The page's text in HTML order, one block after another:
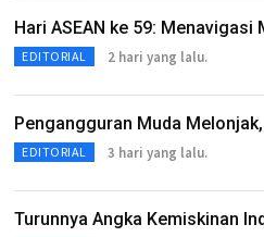
Hari ASEAN ke 59: Menavigasi
EDITORIAL 2 hari yang lalu.
Pengangguran Muda
EDITORIAL 3 hari yang lalu.
Turunnya Angka Kemiskinan